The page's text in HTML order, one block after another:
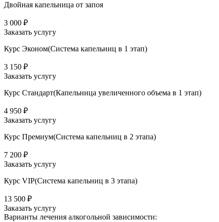
Двойная капельница от запоя
3 000 ₽
Заказать услугу
Курс Эконом(Система капельниц в 1 этап)
3 150 ₽
Заказать услугу
Курс Стандарт(Капельница увеличенного объема в 1 этап)
4 950 ₽
Заказать услугу
Курс Премиум(Система капельниц в 2 этапа)
7 200 ₽
Заказать услугу
Курс VIP(Система капельниц в 3 этапа)
13 500 ₽
Заказать услугу
Варианты лечения алкогольной зависимости: